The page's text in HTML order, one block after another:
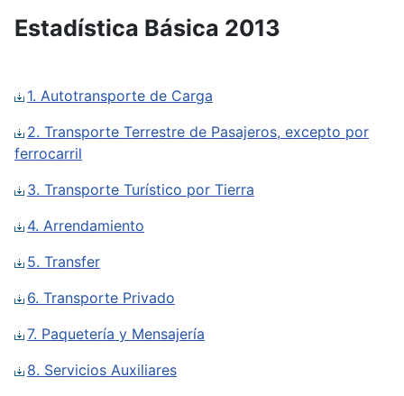
Estadística Básica 2013
1. Autotransporte de Carga
2. Transporte Terrestre de Pasajeros, excepto por
ferrocarril
3. Transporte Turístico por Tierra
4. Arrendamiento
5. Transfer
6. Transporte Privado
7. Paquetería y Mensajería
8. Servicios Auxiliares